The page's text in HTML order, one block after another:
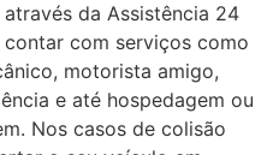
da Assistência 24
com serviços como
motorista amigo,
e até hospedagem ou
Nos casos de colisão